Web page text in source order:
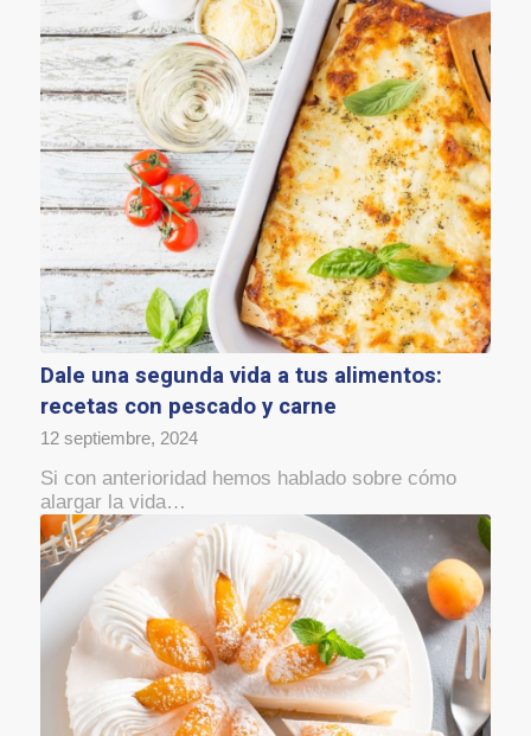
Dale una segunda vida a tus alimentos:
recetas con pescado y carne
12 septiembre, 2024
Si con anterioridad hemos hablado sobre cómo
alargar la vida…